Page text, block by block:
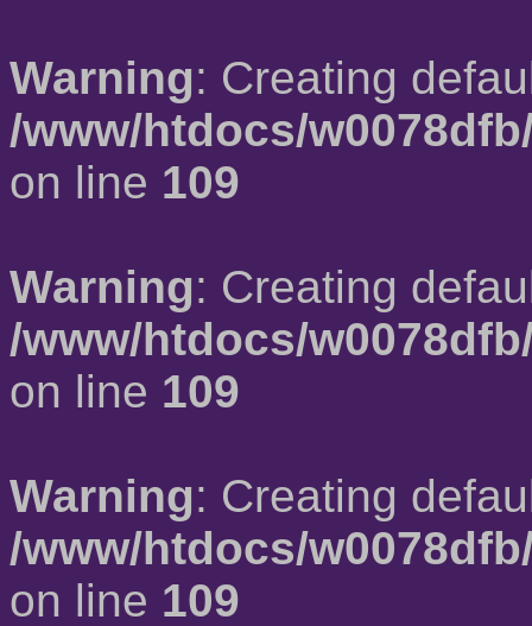
Warning: Creating
/www/htdocs/
on line 109
Warning: Creating
/www/htdocs/
on line 109
Warning: Creating
/www/htdocs/
on line 109